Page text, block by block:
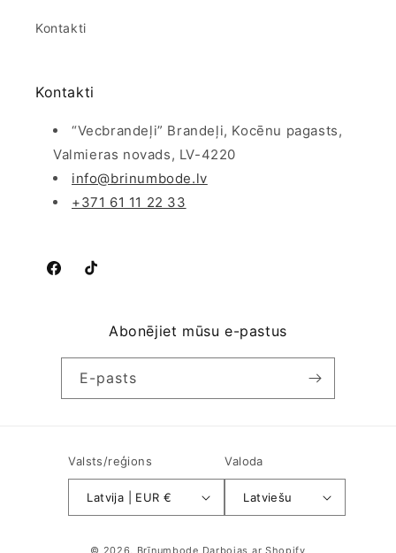
Kontakti
Kontakti
“Vecbrandeļi” Brandeļi, Kocēnu pagasts,
Valmieras novads, LV-4220
info@brinumbode.lv
+371 61 11 22 33
FacebookTikTok
Abonējiet mūsu e-pastus
E-pasts
Valsts/reģions
Latvija | EUR €
Valoda
Latviešu
© 2026, Brīnumbode Darbojas ar Shopify